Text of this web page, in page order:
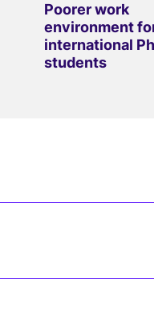
Poorer work
environment
international
students